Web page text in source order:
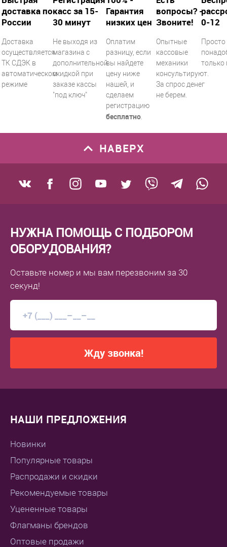
доставка по
России
Доставка
осуществляется
ТК СДЭК в
автоматическом
режиме
касс за 15-
30 минут
Не выходя из
магазина с
дополнительной
скидкой при
заказе кассы
"под ключ"
Гарантия
низких цен
Оплатим
разницу, если
вы найдете
цену ниже
нашей, и
сделаем
регистрацию
бесплатно.
вопросы? -
Звоните!
Опытные
кассовые
механики
консультируют.
За спрос денег
не берем.
0-12
только
НАВЕРХ
НУЖНА ПОМОЩЬ С ПОДБОРОМ
ОБОРУДОВАНИЯ?
Оставьте номер и мы вам перезвоним за 30
секунд!
Жду звонка!
НАШИ ПРЕДЛОЖЕНИЯ
Новинки
Популярные товары
Распродажи и скидки
Рекомендуемые товары
Уцененные товары
Флагманы брендов
Оптовые продажи